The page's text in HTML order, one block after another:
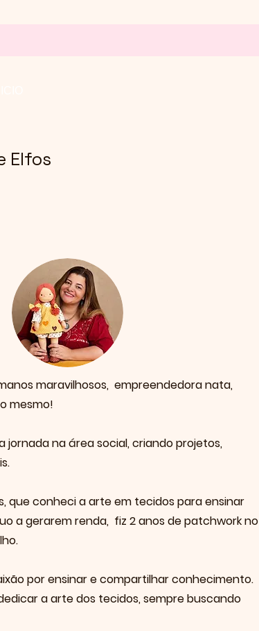
Elfos
maravilhosos, empreendedora nata,
mesmo!
jornada na área social, criando projetos,
que conheci a arte em tecidos para ensinar
a gerarem renda, fiz 2 anos de patchwork no
por ensinar e compartilhar conhecimento.
a arte dos tecidos, sempre buscando